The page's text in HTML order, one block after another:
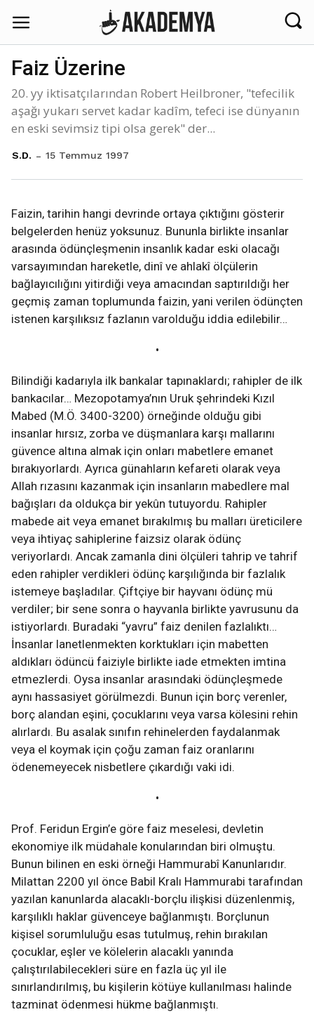
Faiz Üzerine
20. yy iktisatçılarından Robert Heilbroner, "tefecilik
aşağı yukarı servet kadar kadîm, tefeci ise dünyanın
en eski sevimsiz tipi olsa gerek" der...
S.D. 15 Temmuz 1997
Faizin, tarihin hangi devrinde ortaya çıktığını gösterir
belgelerden henüz yoksunuz. Bununla birlikte insanlar
arasında ödünçleşmenin insanlık kadar eski olacağı
varsayımından hareketle, dinî ve ahlakî ölçülerin
bağlayıcılığını yitirdiği veya amacından saptırıldığı her
geçmiş zaman toplumunda faizin, yani verilen ödünçten
istenen karşılıksız fazlanın varolduğu iddia edilebilir…
•
Bilindiği kadarıyla ilk bankalar tapınaklardı; rahipler de ilk
bankacılar… Mezopotamya’nın Uruk şehrindeki Kızıl
Mabed (M.Ö. 3400-3200) örneğinde olduğu gibi
insanlar hırsız, zorba ve düşmanlara karşı mallarını
güvence altına almak için onları mabetlere emanet
bırakıyorlardı. Ayrıca günahların kefareti olarak veya
Allah rızasını kazanmak için insanların mabedlere mal
bağışları da oldukça bir yekûn tutuyordu. Rahipler
mabede ait veya emanet bırakılmış bu malları üreticilere
veya ihtiyaç sahiplerine faizsiz olarak ödünç
veriyorlardı. Ancak zamanla dini ölçüleri tahrip ve tahrif
eden rahipler verdikleri ödünç karşılığında bir fazlalık
istemeye başladılar. Çiftçiye bir hayvanı ödünç mü
verdiler; bir sene sonra o hayvanla birlikte yavrusunu da
istiyorlardı. Buradaki “yavru” faiz denilen fazlalıktı…
İnsanlar lanetlenmekten korktukları için mabetten
aldıkları ödüncü faiziyle birlikte iade etmekten imtina
etmezlerdi. Oysa insanlar arasındaki ödünçleşmede
aynı hassasiyet görülmezdi. Bunun için borç verenler,
borç alandan eşini, çocuklarını veya varsa kölesini rehin
alırlardı. Bu asalak sınıfın rehinelerden faydalanmak
veya el koymak için çoğu zaman faiz oranlarını
ödenemeyecek nisbetlere çıkardığı vaki idi.
•
Prof. Feridun Ergin’e göre faiz meselesi, devletin
ekonomiye ilk müdahale konularından biri olmuştu.
Bunun bilinen en eski örneği Hammurabî Kanunlarıdır.
Milattan 2200 yıl önce Babil Kralı Hammurabi tarafından
yazılan kanunlarda alacaklı-borçlu ilişkisi düzenlenmiş,
karşılıklı haklar güvenceye bağlanmıştı. Borçlunun
kişisel sorumluluğu esas tutulmuş, rehin bırakılan
çocuklar, eşler ve kölelerin alacaklı yanında
çalıştırılabilecekleri süre en fazla üç yıl ile
sınırlandırılmış, bu kişilerin kötüye kullanılması halinde
tazminat ödenmesi hükme bağlanmıştı.